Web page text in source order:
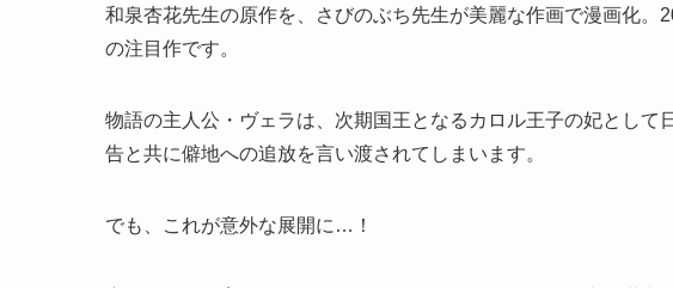
和泉杏花先生の原作を、さびのぶち先生が美麗な作画で漫画化。
の注目作です。
物語の主人公・ヴェラは、次期国王となるカロル王子の妃として
告と共に僻地への追放を言い渡されてしまいます。
でも、これが意外な展開に…！